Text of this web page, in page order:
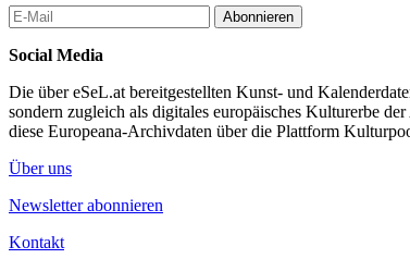
Abonnieren
Social Media
Die über eSeL.at bereitgestellten Kunst- und
sondern zugleich als digitales europäisches Kulturerbe
diese Europeana-Archivdaten über die Plattform
Über uns
Newsletter abonnieren
Kontakt